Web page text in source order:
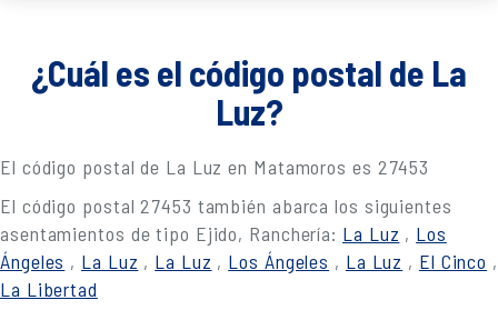
¿Cuál es el código postal de La
Luz?
El código postal de La Luz en Matamoros es 27453
El código postal 27453 también abarca los siguientes
asentamientos de tipo Ejido, Ranchería: La Luz , Los
Ángeles , La Luz , La Luz , Los Ángeles , La Luz , El Cinco ,
La Libertad